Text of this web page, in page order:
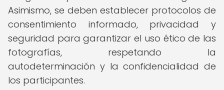
Asimismo, se deben establecer protocolos de
consentimiento informado, privacidad y
seguridad para garantizar el uso ético de las
fotografías, respetando la
autodeterminación y la confidencialidad de
los participantes.